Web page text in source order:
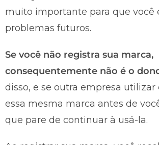
muito importante para que você
problemas futuros.
Se você não registra sua marca,
consequentemente não é o
disso, e se outra empresa utilizar
essa mesma marca antes de
que pare de continuar à usá-la.